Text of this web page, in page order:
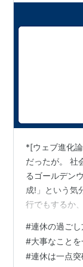
*[ウェブ進化
だったが。 社
るゴールデン
成!」という気
行でもするか
賢い人ほど普
しているよう
か長期休暇と
#連休の過ごし
#大事なこと
#連休は一点突